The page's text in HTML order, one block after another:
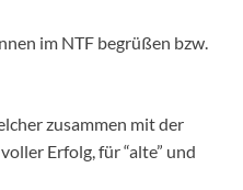
im NTF begrüßen bzw.
zusammen mit der
Erfolg, für “alte” und